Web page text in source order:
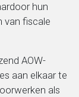
hun
van fiscale
AOW-
aan elkaar te
als